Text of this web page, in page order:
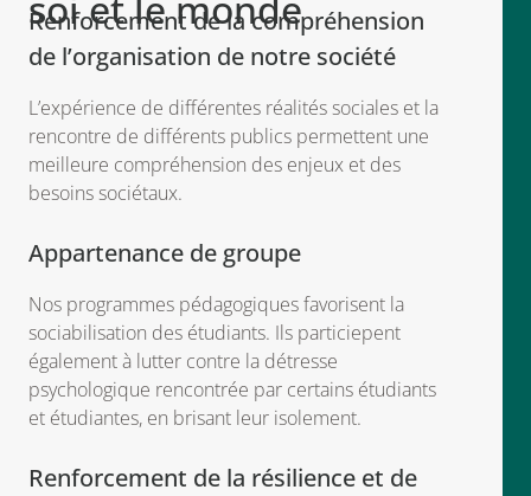
Renforcement de la compréhension
de l’organisation de notre société
L’expérience de différentes réalités sociales et la
rencontre de différents publics permettent une
meilleure compréhension des enjeux et des
besoins sociétaux.
Appartenance de groupe
Nos programmes pédagogiques favorisent la
sociabilisation des étudiants. Ils particiepent
également à lutter contre la détresse
psychologique rencontrée par certains étudiants
et étudiantes, en brisant leur isolement.
Renforcement de la résilience et de